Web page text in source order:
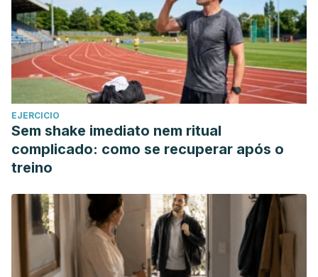
your-meat-in-beer-reduce-risk-of-cancer-win-win/
González-Muñoz, M. J., Peña, A., & Meseguer, I. (2008).
Role of beer as a possible protective factor in preventing
Alzheimer’s disease. Food and Chemical Toxicology, 46(1),
49–56. https://doi.org/10.1016/J.FCT.2007.06.036
Hirvonen, T., Pietinen, P., Virtanen, M., Albanes, D., &
Virtamo, J. (1999). Nutrient intake and use of beverages
and the risk of kidney stones among male smokers.
Retrieved from
http://www.ncbi.nlm.nih.gov/pubmed/10412964
Tufts University. (2009). Moderate Alcohol Intake
Associated with Bone Protection | Tufts Now. Retrieved
EJERCICIO
Sem shake imediato nem ritual
complicado: como se recuperar após o
treino